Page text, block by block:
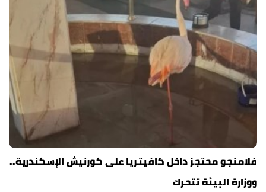
فلامنجو محتجز داخل كافيتريا على كورنيش الإسكندرية..
ووزارة البيئة تتحرك